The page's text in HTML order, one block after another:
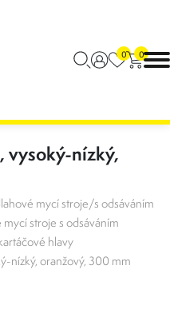
0 0
vysoký-nízký,
mycí stroje/s odsáváním
stroje s odsáváním
hlavy
nízký, oranžový, 300 mm